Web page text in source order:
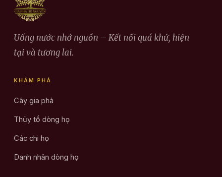
Uống nước nhớ nguồn – Kết nối quá khứ, hiện
tại và tương lai.
KHÁM PHÁ
Cây gia phả
Thủy tổ dòng họ
Các chi họ
Danh nhân dòng họ